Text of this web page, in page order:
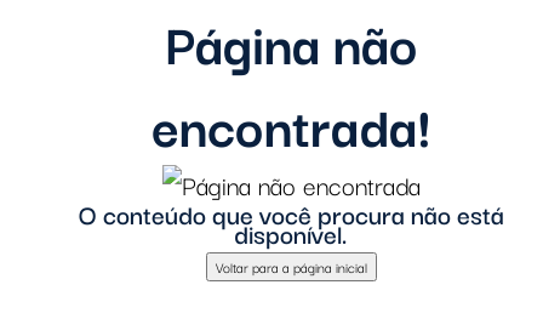
Página não
encontrada!
O conteúdo que você procura não está
disponível.
Voltar para a página inicial